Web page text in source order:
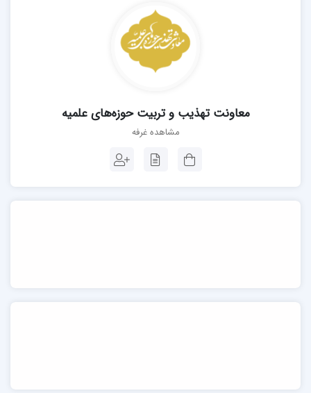
معاونت تهذیب و تربیت حوزه‌های علمیه
مشاهده غرفه